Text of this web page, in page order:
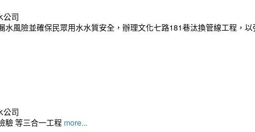
公司
水風險並確保民眾用水水質安全，辦理文化七路181巷汰換管線工程，
公司
驗 等三合一工程 more...